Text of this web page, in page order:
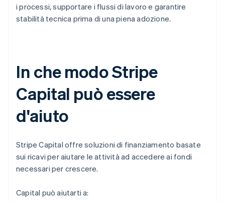
i processi, supportare i flussi di lavoro e garantire
stabilità tecnica prima di una piena adozione.
In che modo Stripe
Capital può essere
d'aiuto
Stripe Capital offre soluzioni di finanziamento basate
sui ricavi per aiutare le attività ad accedere ai fondi
necessari per crescere.
Capital può aiutarti a: